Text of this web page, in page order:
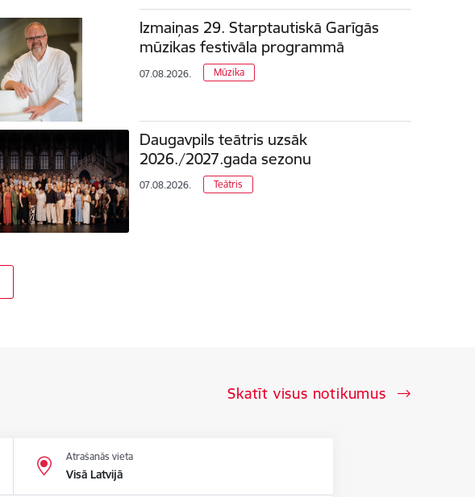
Izmaiņas 29. Starptautiskā Garīgās
mūzikas festivāla programmā
07.08.2026. Mūzika
Daugavpils teātris uzsāk
2026./2027.gada sezonu
07.08.2026. Teātris
Skatīt visus notikumus
Atrašanās vieta
Visā Latvijā